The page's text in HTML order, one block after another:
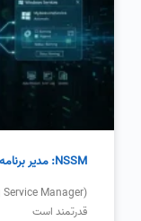
NSSM: مدیر برنامه‌های همیشه روشن برای ویندوز
قدرتمند است